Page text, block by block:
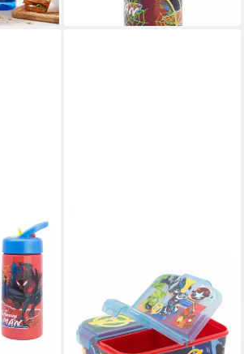
lieferbar - in 4-5 Werktagen bei dir